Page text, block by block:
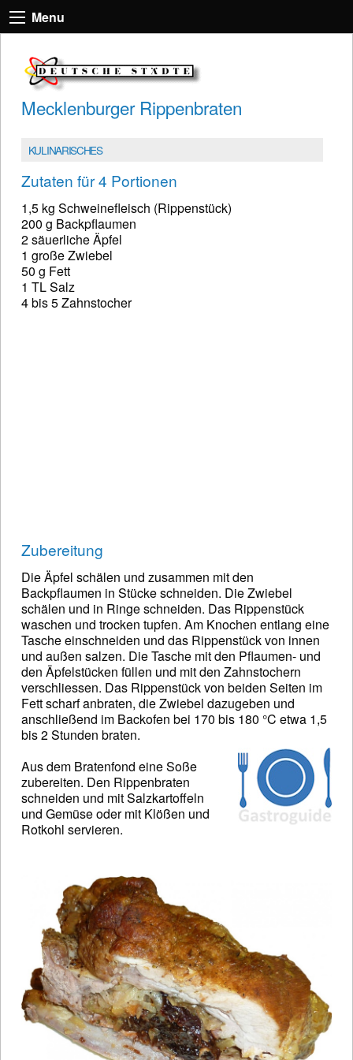
Menu
Mecklenburger Rippenbraten
KULINARISCHES
Zutaten für 4 Portionen
1,5 kg Schweinefleisch (Rippenstück)
200 g Backpflaumen
2 säuerliche Äpfel
1 große Zwiebel
50 g Fett
1 TL Salz
4 bis 5 Zahnstocher
Zubereitung
Die Äpfel schälen und zusammen mit den
Backpflaumen in Stücke schneiden. Die Zwiebel
schälen und in Ringe schneiden. Das Rippenstück
waschen und trocken tupfen. Am Knochen entlang eine
Tasche einschneiden und das Rippenstück von innen
und außen salzen. Die Tasche mit den Pflaumen- und
den Äpfelstücken füllen und mit den Zahnstochern
verschliessen. Das Rippenstück von beiden Seiten im
Fett scharf anbraten, die Zwiebel dazugeben und
anschließend im Backofen bei 170 bis 180 °C etwa 1,5
bis 2 Stunden braten.
Aus dem Bratenfond eine Soße
zubereiten. Den Rippenbraten
schneiden und mit Salzkartoffeln
und Gemüse oder mit Klößen und
Rotkohl servieren.